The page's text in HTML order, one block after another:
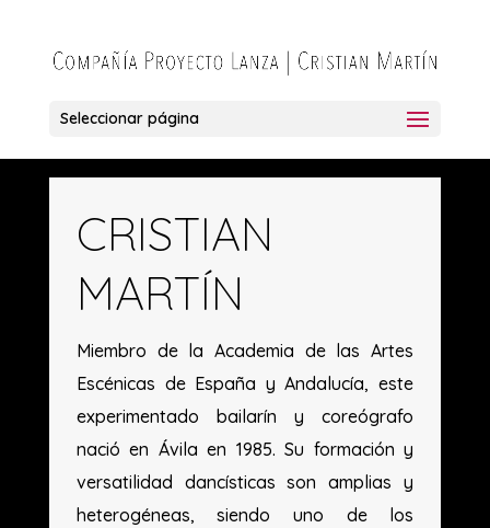
Seleccionar página
CRISTIAN
MARTÍN
Miembro de la Academia de las Artes
Escénicas de España y Andalucía, este
experimentado bailarín y coreógrafo
nació en Ávila en 1985. Su formación y
versatilidad dancísticas son amplias y
heterogéneas, siendo uno de los